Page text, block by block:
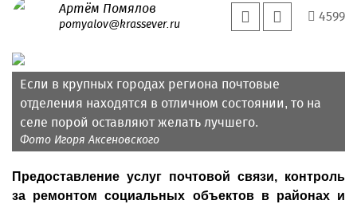
Артём Помялов
pomyalov@krassever.ru
4599
Если в крупных городах региона почтовые
отделения находятся в отличном состоянии, то на
селе порой оставляют желать лучшего.
Фото Игоря Аксеновского
Предоставление услуг почтовой связи, контроль
за ремонтом социальных объектов в районах и